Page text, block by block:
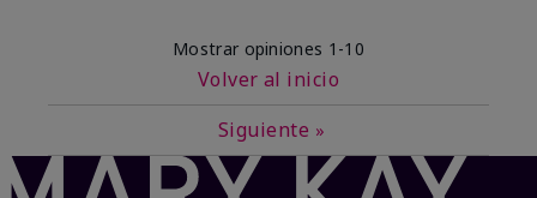
Mostrar opiniones 1-10
Volver al inicio
Siguiente »